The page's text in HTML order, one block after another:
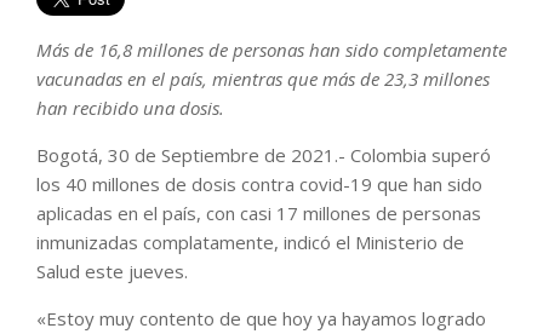
Más de 16,8 millones de personas han sido completamente
vacunadas en el país, mientras que más de 23,3 millones
han recibido una dosis.
Bogotá, 30 de Septiembre de 2021.- Colombia superó
los 40 millones de dosis contra covid-19 que han sido
aplicadas en el país, con casi 17 millones de personas
inmunizadas complatamente, indicó el Ministerio de
Salud este jueves.
«Estoy muy contento de que hoy ya hayamos logrado